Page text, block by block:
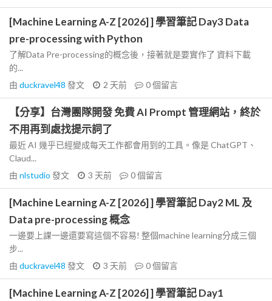
[Machine Learning A-Z [2026] ] 學習筆記 Day3 Data
pre-processing with Python
了解Data Pre-processing的概念後，接著就是要實作了 資料下載
的...
由 duckravel48 發文 2 天前 0個留言
【分享】台灣團隊開發 免費 AI Prompt 管理網站，終於
不用再到處找提示詞了
最近 AI 幾乎已經變成每天工作都會用到的工具。像是 ChatGPT、
Claud...
由 nlstudio 發文 3 天前 0個留言
[Machine Learning A-Z [2026] ] 學習筆記 Day2 ML 及
Data pre-processing 概念
一邊要上課一邊還要寫這個不容易! 整個machine learning分成三個
步...
由 duckravel48 發文 3 天前 0個留言
[Machine Learning A-Z [2026] ] 學習筆記 Day1